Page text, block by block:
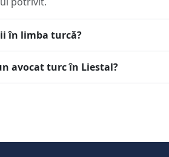
în limba turcă?
avocat turc în Liestal?